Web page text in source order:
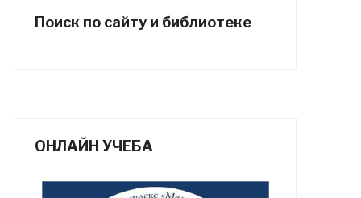
Поиск по сайту и библиотеке
ОНЛАЙН УЧЕБА